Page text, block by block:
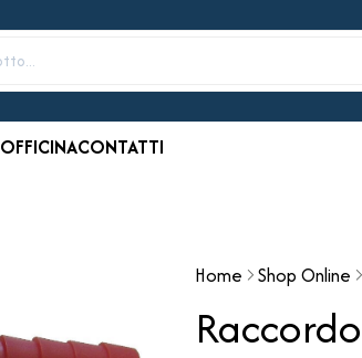
OFFICINACONTATTI
Home Shop Online